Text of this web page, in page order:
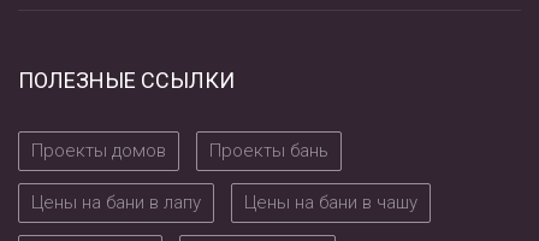
ПОЛЕЗНЫЕ ССЫЛКИ
Проекты домов Проекты бань
Цены на бани в лапу Цены на бани в чашу